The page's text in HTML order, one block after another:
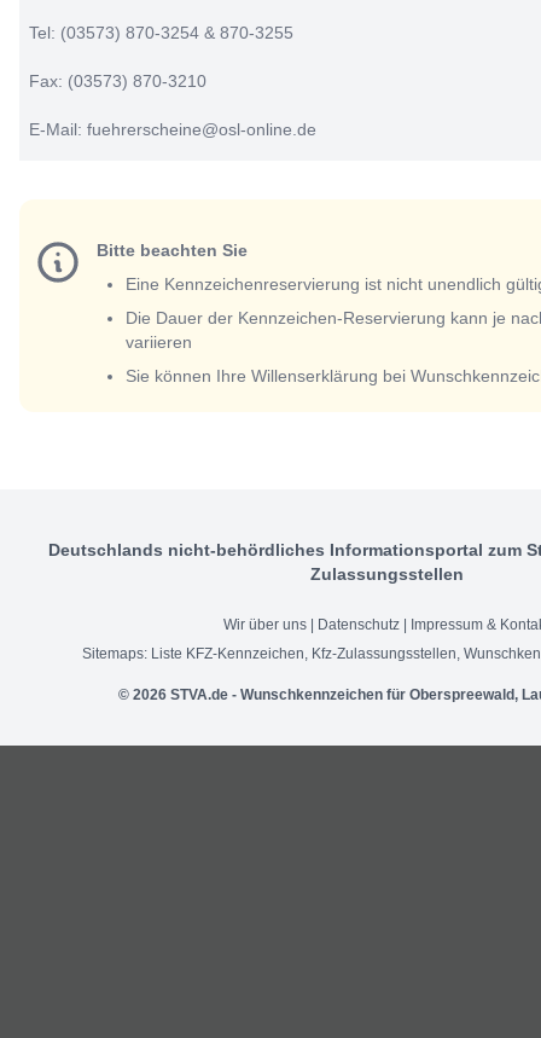
Tel: (03573) 870-3254 & 870-3255
Fax: (03573) 870-3210
E-Mail: fuehrerscheine@osl-online.de
Bitte beachten Sie
Eine Kennzeichenreservierung ist nicht unendlich
Die Dauer der Kennzeichen-Reservierung kann je
variieren
Sie können Ihre Willenserklärung bei
Deutschlands nicht-behördliches Informationsportal zum
Zulassungsstellen
Wir über uns Datenschutz
Impressum &
Sitemaps: Liste KFZ-Kennzeichen, Kfz-Zulassungsstellen,
© 2026 STVA.de - Wunschkennzeichen für Oberspreewald,